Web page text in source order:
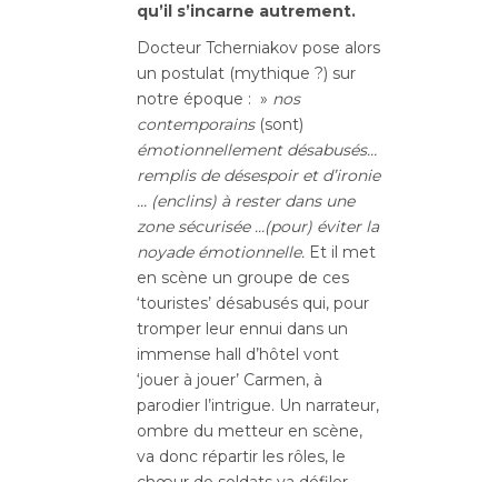
qu’il s’incarne autrement.
Docteur Tcherniakov pose alors
un postulat (mythique ?) sur
notre époque : » nos
contemporains(sont)
émotionnellement désabusés…
remplis de désespoir et d’ironie
… (enclins) à rester dans une
zone sécurisée …(pour) éviter la
noyade émotionnelle. Et il met
en scène un groupe de ces
‘touristes’ désabusés qui, pour
tromper leur ennui dans un
immense hall d’hôtel vont
‘jouer à jouer’ Carmen, à
parodier l’intrigue. Un narrateur,
ombre du metteur en scène,
va donc répartir les rôles, le